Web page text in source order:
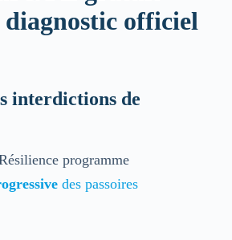
officiel
interdictions de
programme
des passoires